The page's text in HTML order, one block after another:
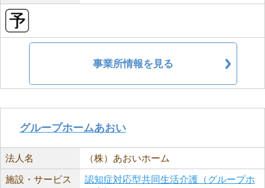
事業所情報を見る
グループホームあおい
法人名 （株）あおいホーム
施設・サービス
認知症対応型共同生活介護（グループホ